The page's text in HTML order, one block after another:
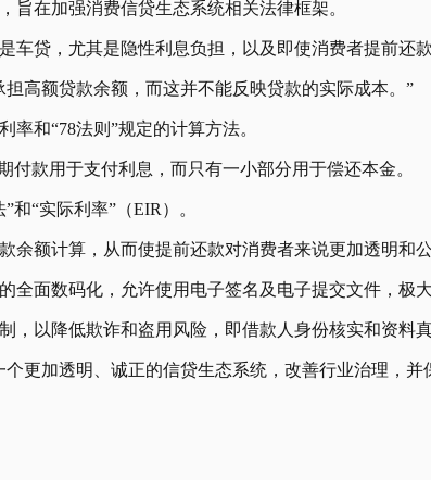
旨在加强消费信贷生态系统相关法律框架。
车贷，尤其是隐性利息负担，以及即使消费者提前还
高额贷款余额，而这并不能反映贷款的实际成本。”
和“78法则”规定的计算方法。
付款用于支付利息，而只有一小部分用于偿还本金。
和“实际利率”（EIR）。
余额计算，从而使提前还款对消费者来说更加透明和公
全面数码化，允许使用电子签名及电子提交文件，极
，以降低欺诈和盗用风险，即借款人身份核实和资料真
更加透明、诚正的信贷生态系统，改善行业治理，并